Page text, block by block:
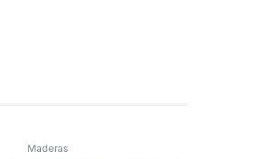
Maderas